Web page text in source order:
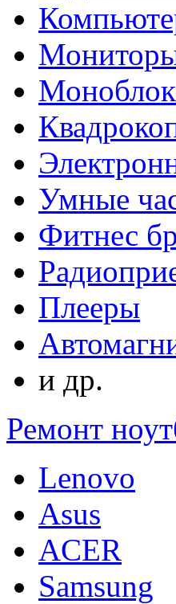
Умные
Фитнес
Плееры
и др.
Ремонт
Lenovo
Asus
ACER
Samsung